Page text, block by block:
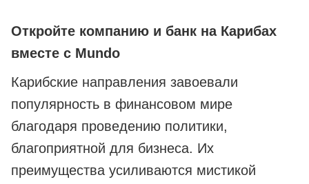
Откройте компанию и банк на Карибах
вместе с Mundo
Карибские направления завоевали
популярность в финансовом мире
благодаря проведению политики,
благоприятной для бизнеса. Их
преимущества усиливаются мистикой